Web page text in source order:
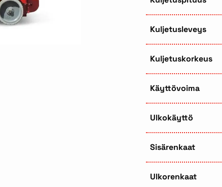
Kuljetusleveys
Kuljetuskorkeus
Käyttövoima
Ulkokäyttö
Sisärenkaat
Ulkorenkaat